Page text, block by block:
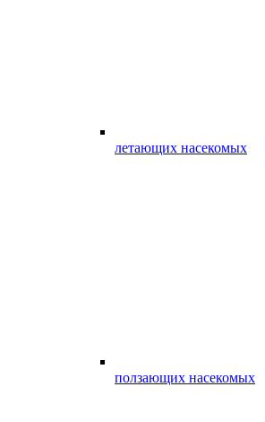
летающих насекомых
ползающих насекомых